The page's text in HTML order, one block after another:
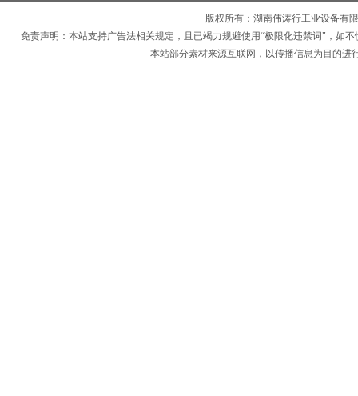
版权所有： 湖南伟涛行工业设备有
免责声明：本站支持广告法相关规定，且已竭力规避使用“极限化违禁词"，如
本站部分素材来源互联网，以传播信息为目的